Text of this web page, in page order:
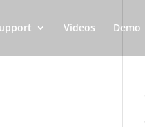
Videos Demo